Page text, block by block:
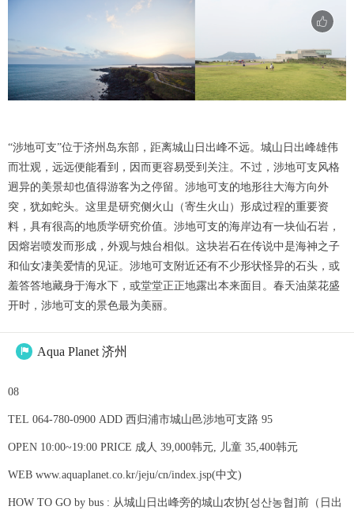
“涉地可支”位于济州岛东部，距离城山日出峰不远。城山日出峰雄伟
而壮观，远远便能看到，因而更容易受到关注。不过，涉地可支风格
迥异的美景却也值得游客为之停留。涉地可支的地形往大海方向外
突，犹如蛇头。这里是研究侧火山（寄生火山）形成过程的重要资
料，具有很高的地质学研究价值。涉地可支的海岸边有一块仙石岩，
因熔岩喷发而形成，外观与烛台相似。这块岩石在传说中是海神之子
和仙女凄美爱情的见证。涉地可支附近还有不少形状怪异的石头，或
羞答答地藏身于海水下，或堂堂正正地露出本来面目。春天油菜花盛
开时，涉地可支的景色最为美丽。
 Aqua Planet 济州
08
TEL 064-780-0900 ADD 西归浦市城山邑涉地可支路 95
OPEN 10:00~19:00 PRICE 成人 39,000韩元, 儿童 35,400韩元
WEB www.aquaplanet.co.kr/jeju/cn/index.jsp(中文)
HOW TO GO by bus : 从城山日出峰旁的城山农协[성산농협]前（日出